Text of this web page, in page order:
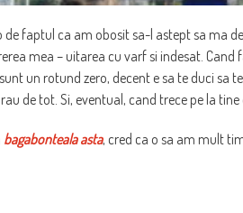
de faptul ca am obosit sa-l astept sa ma
mea – uitarea cu varf si indesat.
un rotund zero, decent e sa te duci sa
de tot. Si, eventual, cand trece pe la
bagabonteala asta, cred ca o sa am mult